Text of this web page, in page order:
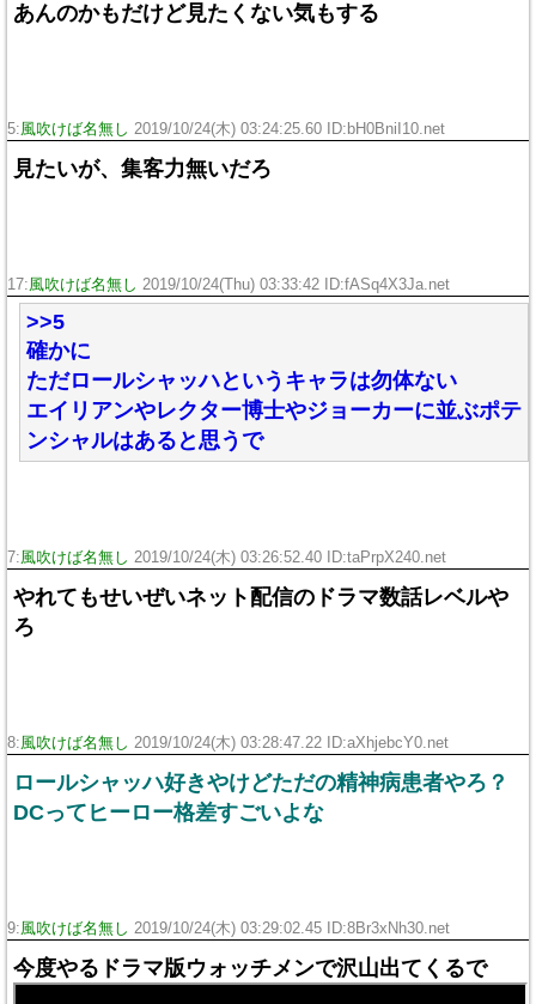
あんのかもだけど見たくない気もする
5:風吹けば名無し 2019/10/24(木) 03:24:25.60 ID:bH0BniI10.net
見たいが、集客力無いだろ
17:風吹けば名無し 2019/10/24(Thu) 03:33:42 ID:fASq4X3Ja.net
>>5
確かに
ただロールシャッハというキャラは勿体ない
エイリアンやレクター博士やジョーカーに並ぶポテ
ンシャルはあると思うで
7:風吹けば名無し 2019/10/24(木) 03:26:52.40 ID:taPrpX240.net
やれてもせいぜいネット配信のドラマ数話レベルや
ろ
8:風吹けば名無し 2019/10/24(木) 03:28:47.22 ID:aXhjebcY0.net
ロールシャッハ好きやけどただの精神病患者やろ？
DCってヒーロー格差すごいよな
9:風吹けば名無し 2019/10/24(木) 03:29:02.45 ID:8Br3xNh30.net
今度やるドラマ版ウォッチメンで沢山出てくるで